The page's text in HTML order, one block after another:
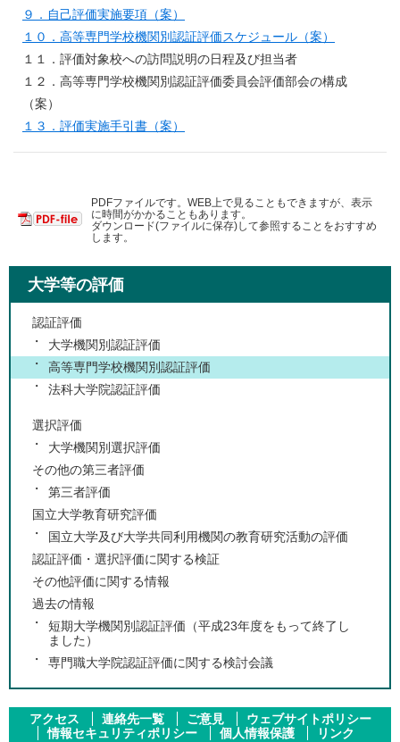
９．自己評価実施要項（案）
１０．高等専門学校機関別認証評価スケジュール（案）
１１．評価対象校への訪問説明の日程及び担当者
１２．高等専門学校機関別認証評価委員会評価部会の構成
（案）
１３．評価実施手引書（案）
PDFファイルです。WEB上で見ることもできますが、表示
に時間がかかることもあります。
ダウンロード(ファイルに保存)して参照することをおすすめ
します。
大学等の評価
認証評価
大学機関別認証評価
高等専門学校機関別認証評価
法科大学院認証評価
選択評価
大学機関別選択評価
その他の第三者評価
第三者評価
国立大学教育研究評価
国立大学及び大学共同利用機関の教育研究活動の評価
認証評価・選択評価に関する検証
その他評価に関する情報
過去の情報
短期大学機関別認証評価（平成23年度をもって終了し
ました）
専門職大学院認証評価に関する検討会議
アクセス 連絡先一覧 ご意見
ウェブサイトポリシー
情報セキュリティポリシー
個人情報保護 リンク